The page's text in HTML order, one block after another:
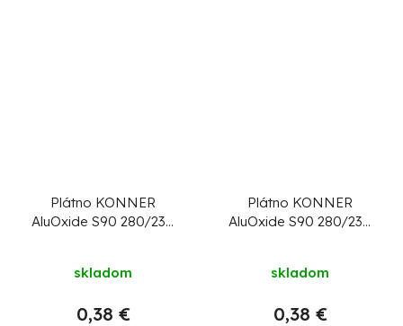
Plátno KONNER
AluOxide S90 280/230
skladom
0,38 €
Plátno KONNER
AluOxide S90 280/230
skladom
0,38 €